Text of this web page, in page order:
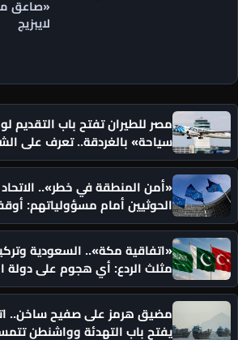
«صاعق
لايبزيج
مصر للطيران تفتح باب التقديم
سياحة» بالغردقة.. تعرف على
«أمن المنطقة في خطر»..
الحوثيين أمام مسؤولياتهم:
«اتفاقية مكة».. السعودية
مثلث الردع: أي هجوم على دولة
مضيق هرمز على صفيح ساخن..
يفتح باب التهدئة وواشنطن